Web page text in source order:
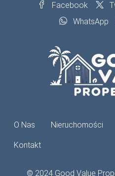
Facebook
WhatsApp
O Nas Nieruchomości
Kontakt
© 2024 Good Value